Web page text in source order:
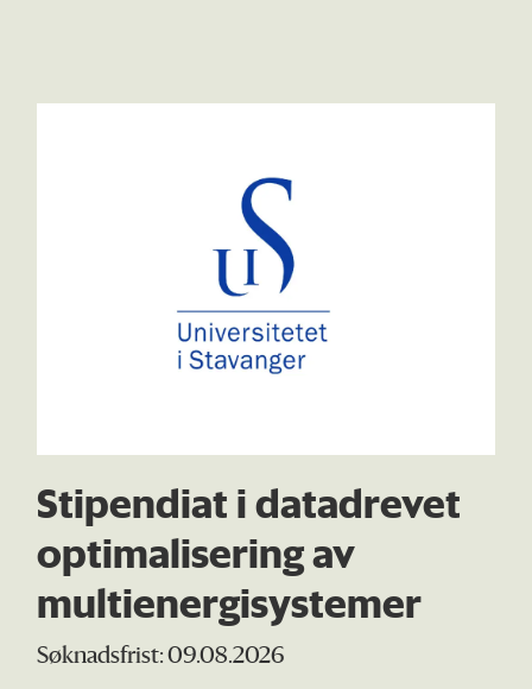
Stipendiat i datadrevet
optimalisering av
multienergisystemer
Søknadsfrist: 09.08.2026